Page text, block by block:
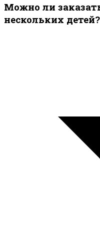
Можно ли
нескольких детей?